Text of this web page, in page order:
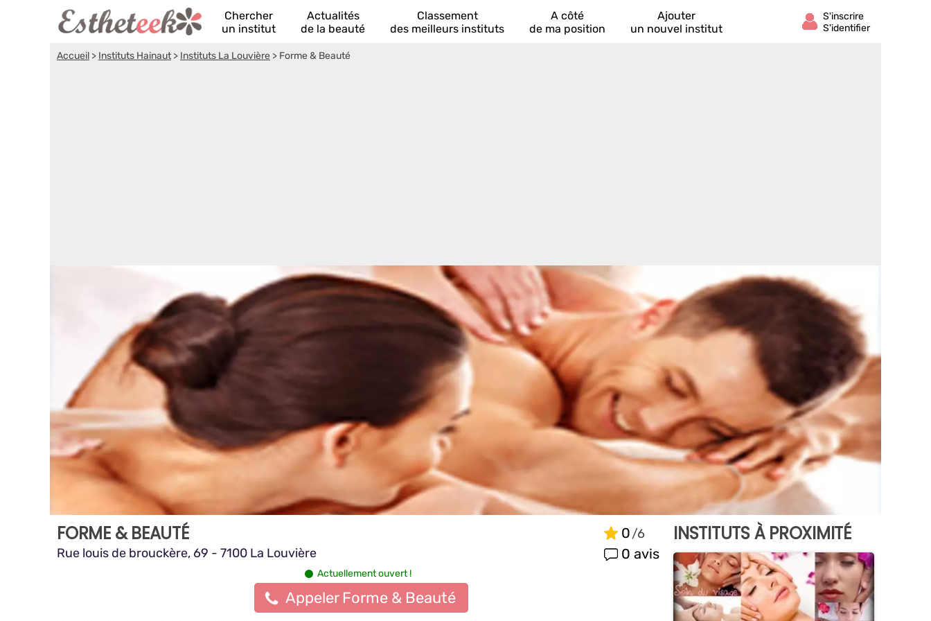
Chercher
un institut
Actualités
de la beauté
Classement
des meilleurs instituts
A côté
de ma position
Ajouter
un nouvel institut
Accueil > Instituts Hainaut> Instituts La Louvière > Forme & Beauté
FORME & BEAUTÉ
Rue louis de brouckère, 69 - 7100 La Louvière
0
0 avis
Actuellement ouvert !
Appeler Forme & Beauté
INSTITUTS À PROXIMITÉ